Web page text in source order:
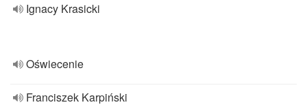
Ignacy Krasicki
Oświecenie
Franciszek Karpiński